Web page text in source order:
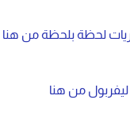
لحظة بلحظة من هنا
ليفربول من هنا